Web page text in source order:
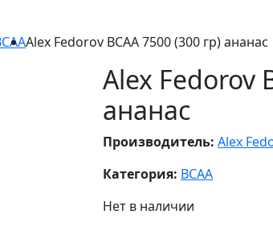
Alex Fedorov BCAA 7500 (300 гр) ананас
Alex Fedorov
ананас
Производитель: Alex
Категория: BCAA
Нет в наличии